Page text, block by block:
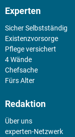
Experten
Sicher Selbstständig
Existenz­vorsorge
Pflege versichert
4 Wände
Chefsache
Fürs Alter
Redaktion
Über uns
experten-Netzwerk